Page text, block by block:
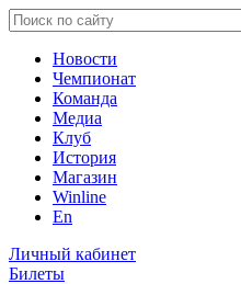
Новости
Чемпионат
Команда
Медиа
Клуб
История
Магазин
Winline
En
Личный кабинет
Билеты